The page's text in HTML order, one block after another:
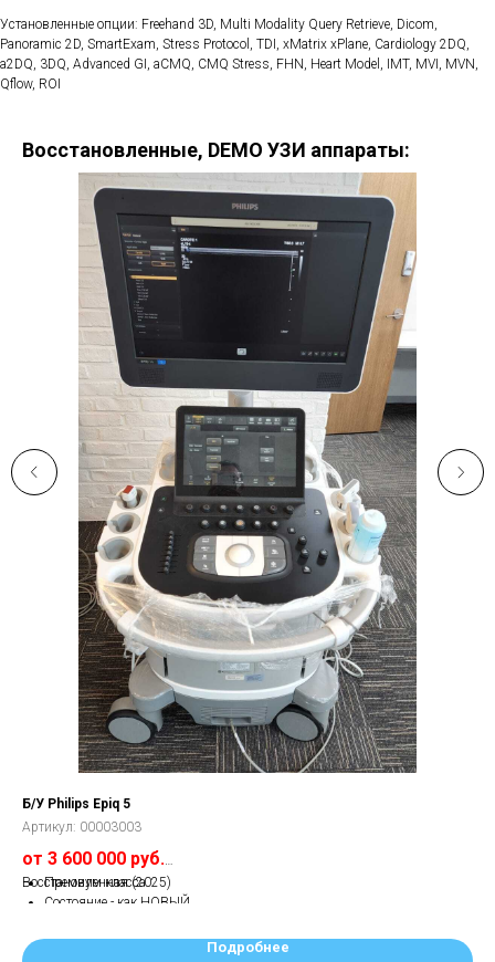
Установленные опции: Freehand 3D, Multi Modality Query Retrieve, Dicom,
Panoramic 2D, SmartExam, Stress Protocol, TDI, xMatrix xPlane, Cardiology 2DQ,
a2DQ, 3DQ, Advanced GI, aCMQ, CMQ Stress, FHN, Heart Model, IMT, MVI, MVN,
Qflow, ROI
Восстановленные, DEMO УЗИ аппараты:
Б/У Philips Epiq 5
Артикул: 00003003
от 3 600 000 руб.
Восстановленная (2025)
Премиум класса
Состояние - как НОВЫЙ
Гарантия - от 1 год.
Подробнее